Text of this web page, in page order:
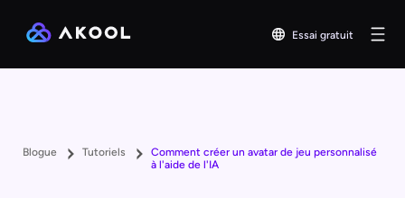
Essai gratuit
Blogue Tutoriels
Comment créer un avatar de jeu personnalisé
à l'aide de l'IA